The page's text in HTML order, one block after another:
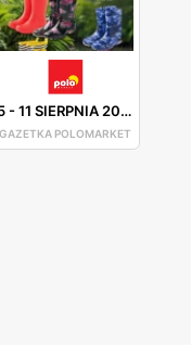
-11 SIERPNIA 2026
GAZETKA POLOMARKET